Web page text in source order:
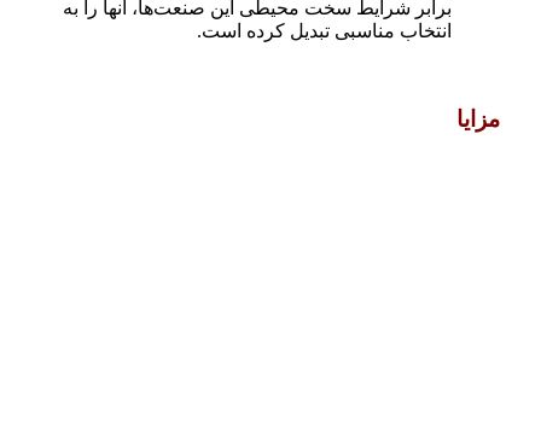
برابر شرایط سخت محیطی این صنعت‌ها، آنها را به
انتخاب مناسبی تبدیل کرده است.
مزایا